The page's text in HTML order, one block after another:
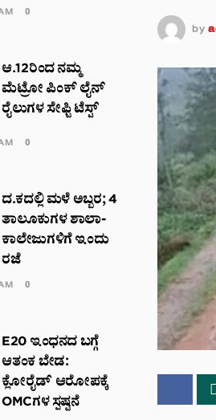
by
0
ಆ.12ರಿಂದ ನಮ್ಮ
ಮೆಟ್ರೋ ಪಿಂಕ್ ಲೈನ್
ರೈಲುಗಳ ಸೇಫ್ಟಿ ಟೆಸ್ಟ್
0
ದ.ಕದಲ್ಲಿ ಮಳೆ ಅಬ್ಬರ; 4
ತಾಲೂಕುಗಳ ಶಾಲಾ-
ಕಾಲೇಜುಗಳಿಗೆ ಇಂದು
ರಜೆ
0
E20 ಇಂಧನದ ಬಗ್ಗೆ
ಆತಂಕ ಬೇಡ:
ಕ್ಲೋರೈಡ್ ಆರೋಪಕ್ಕೆ
OMCಗಳ ಸ್ಪಷ್ಟನೆ